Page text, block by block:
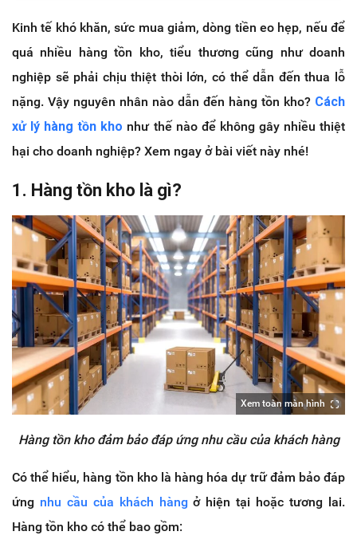
Kinh tế khó khăn, sức mua giảm, dòng tiền eo hẹp, nếu để
quá nhiều hàng tồn kho, tiểu thương cũng như doanh
nghiệp sẽ phải chịu thiệt thòi lớn, có thể dẫn đến thua lỗ
nặng. Vậy nguyên nhân nào dẫn đến hàng tồn kho? Cách
xử lý hàng tồn kho như thế nào để không gây nhiều thiệt
hại cho doanh nghiệp? Xem ngay ở bài viết này nhé!
1. Hàng tồn kho là gì?
Xem toàn màn hình
Hàng tồn kho đảm bảo đáp ứng nhu cầu của khách hàng
Có thể hiểu, hàng tồn kho là hàng hóa dự trữ đảm bảo đáp
ứng nhu cầu của khách hàng ở hiện tại hoặc tương lai.
Hàng tồn kho có thể bao gồm: